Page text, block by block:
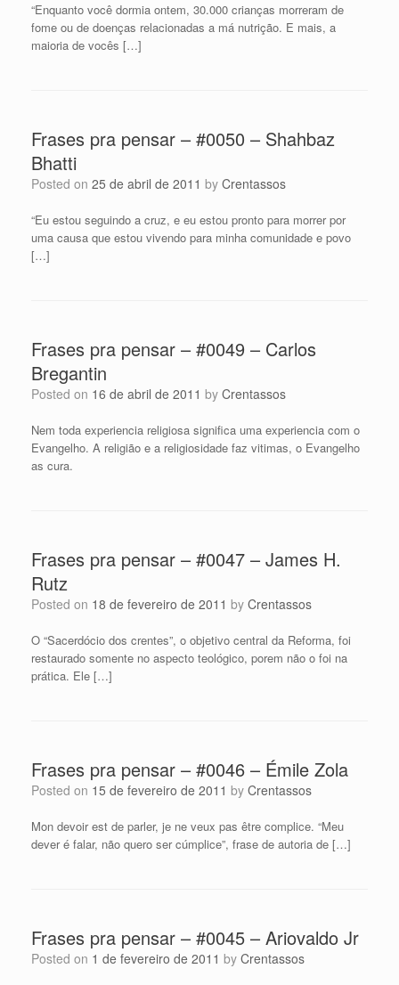
“Enquanto você dormia ontem, 30.000 crianças morreram de
fome ou de doenças relacionadas a má nutrição. E mais, a
maioria de vocês […]
Frases pra pensar – #0050 – Shahbaz
Bhatti
Posted on 25 de abril de 2011 by Crentassos
“Eu estou seguindo a cruz, e eu estou pronto para morrer por
uma causa que estou vivendo para minha comunidade e povo
[…]
Frases pra pensar – #0049 – Carlos
Bregantin
Posted on 16 de abril de 2011 by Crentassos
Nem toda experiencia religiosa significa uma experiencia com o
Evangelho. A religião e a religiosidade faz vitimas, o Evangelho
as cura.
Frases pra pensar – #0047 – James H.
Rutz
Posted on 18 de fevereiro de 2011 by Crentassos
O “Sacerdócio dos crentes”, o objetivo central da Reforma, foi
restaurado somente no aspecto teológico, porem não o foi na
prática. Ele […]
Frases pra pensar – #0046 – Émile Zola
Posted on 15 de fevereiro de 2011 by Crentassos
Mon devoir est de parler, je ne veux pas être complice. “Meu
dever é falar, não quero ser cúmplice”, frase de autoria de […]
Frases pra pensar – #0045 – Ariovaldo Jr
Posted on 1 de fevereiro de 2011 by Crentassos